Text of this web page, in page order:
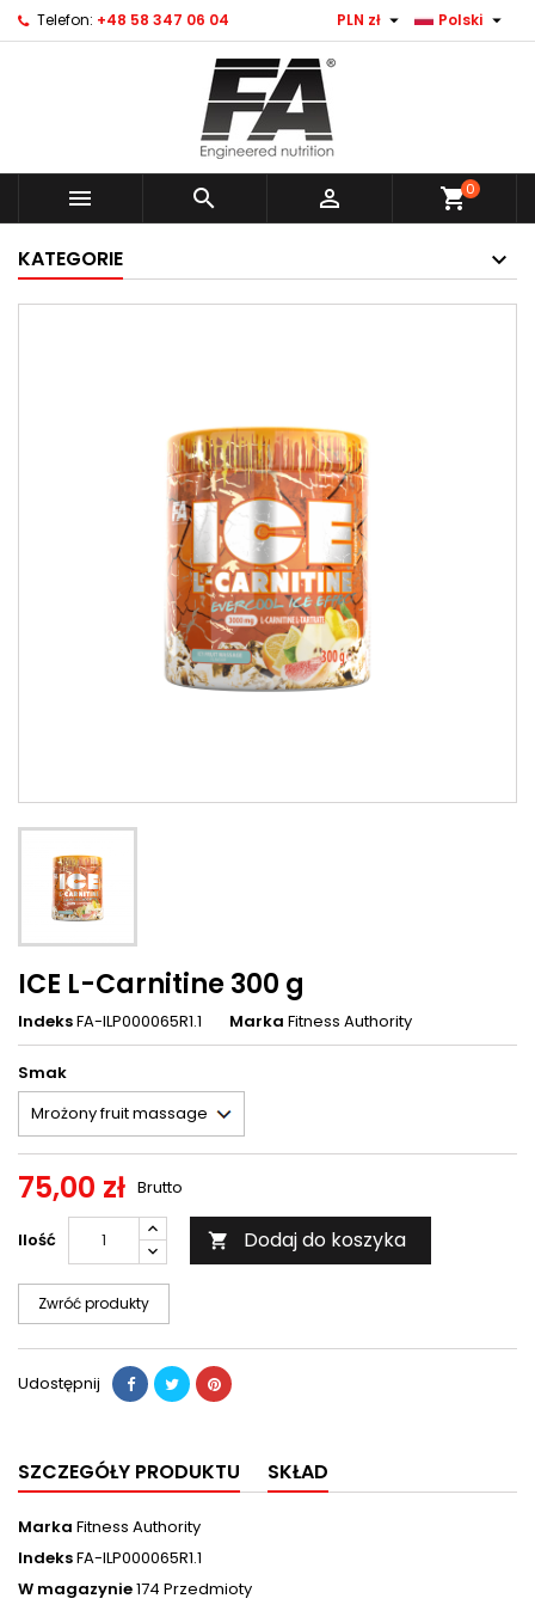
Telefon: +48 58 347 06 04 Polski 
PLN zł 
   shopping_cart0
KATEGORIE
ICE L-Carnitine 300 g
IndeksFA-ILP000065R1.1 Marka Fitness Authority
Smak
75,00 zł Brutto
Ilość  Dodaj do koszyka
Zwróć produkty
Udostępnij
SZCZEGÓŁY PRODUKTU SKŁAD
Marka Fitness Authority
IndeksFA-ILP000065R1.1
W magazynie174 Przedmioty